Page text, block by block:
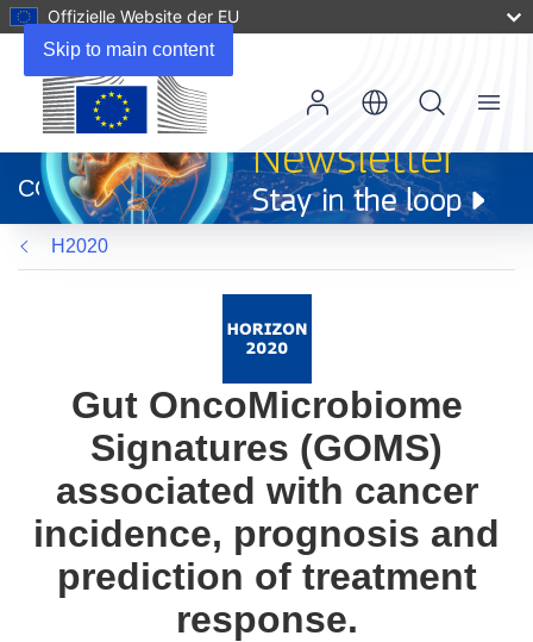
Skip to main content
Offizielle Website der EU
neuem
Fenster)
CORDIS
Menu
H2020
Gut OncoMicrobiome
Signatures (GOMS)
associated with cancer
incidence, prognosis and
prediction of treatment
response.